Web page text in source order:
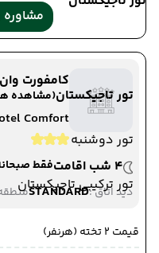
تور تاجیکستان(مشاهده
تور دوشنبه
تور ترکیبی تاجیکستان
مشاوره
کامفورت وان
Comfort
4 شب اقامت
فقط
دید اتاق :STANDARD
قیمت 2 تخته (هرنفر)